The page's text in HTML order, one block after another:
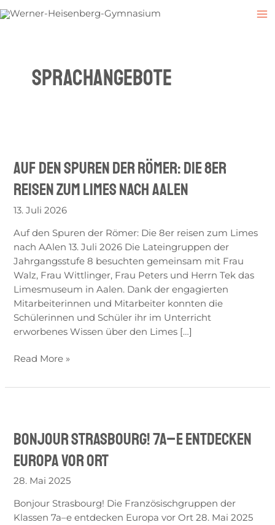
Inhalt
sprachangebote
Auf den Spuren der Römer: Die 8er
reisen zum Limes nach AAlen
13. Juli 2026
Auf den Spuren der Römer: Die 8er reisen zum Limes
nach AAlen 13. Juli 2026 Die Lateingruppen der
Jahrgangsstufe 8 besuchten gemeinsam mit Frau
Walz, Frau Wittlinger, Frau Peters und Herrn Tek das
Limesmuseum in Aalen. Dank der engagierten
Mitarbeiterinnen und Mitarbeiter konnten die
Schülerinnen und Schüler ihr im Unterricht
erworbenes Wissen über den Limes […]
Spuren
Römer:
Die
reisen
zum
Limes
nach
AAlen
Read More »
Bonjour Strasbourg! 7a–e entdecken
Europa vor Ort
28. Mai 2025
Bonjour Strasbourg! Die Französischgruppen der
Klassen 7a–e entdecken Europa vor Ort 28. Mai 2025
7a–
entdecken
Europa
Ort
pagination